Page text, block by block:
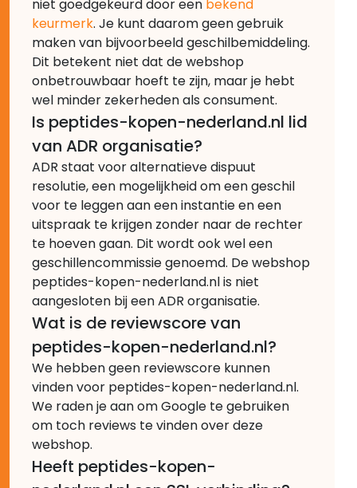
niet goedgekeurd door een bekend
keurmerk. Je kunt daarom geen gebruik
maken van bijvoorbeeld geschilbemiddeling.
Dit betekent niet dat de webshop
onbetrouwbaar hoeft te zijn, maar je hebt
wel minder zekerheden als consument.
Is peptides-kopen-nederland.nl lid
van ADR organisatie?
ADR staat voor alternatieve dispuut
resolutie, een mogelijkheid om een geschil
voor te leggen aan een instantie en een
uitspraak te krijgen zonder naar de rechter
te hoeven gaan. Dit wordt ook wel een
geschillencommissie genoemd. De webshop
peptides-kopen-nederland.nl is niet
aangesloten bij een ADR organisatie.
Wat is de reviewscore van
peptides-kopen-nederland.nl?
We hebben geen reviewscore kunnen
vinden voor peptides-kopen-nederland.nl.
We raden je aan om Google te gebruiken
om toch reviews te vinden over deze
webshop.
Heeft peptides-kopen-